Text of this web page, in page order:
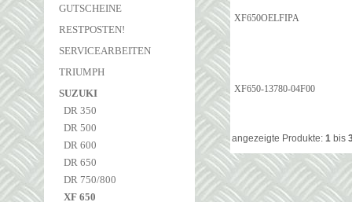
GUTSCHEINE
RESTPOSTEN!
SERVICEARBEITEN
TRIUMPH
SUZUKI
DR 350
DR 500
DR 600
DR 650
DR 750/800
XF 650
XF650OELFIPA
XF650-13780-04F00
angezeigte Produkte: 1 bis